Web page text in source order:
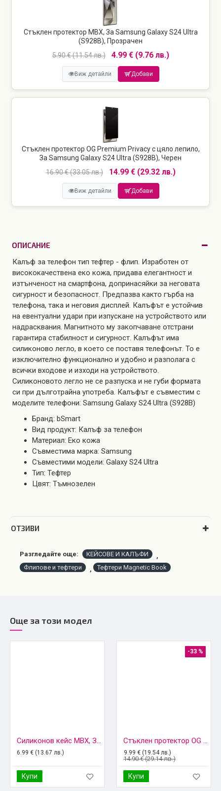
Стъклен протектор MBX, За Samsung Galaxy S24 Ultra
(S928B), Прозрачен
5.90 € (11.54 лв.)
4.99 € (9.76 лв.)
Виж детайли Добави
Стъклен протектор OG Premium Privacy с цяло лепило,
За Samsung Galaxy S24 Ultra (S928B), Черен
16.90 € (33.05 лв.)
14.99 € (29.32 лв.)
Виж детайли Добави
ОПИСАНИЕ
Калъф за телефон тип тефтер - флип. Изработен от
висококачествена еко кожа, придава елегантност и
изтънченост на смартфона, допринасяйки за неговата
сигурност и безопасност. Предпазва както гърба на
телефона, така и неговия дисплей. Калъфът е устойчив
на евентуални удари при изпускане на устройството или
надрасквания. Магнитното му закопчаване отстрани
гарантира стабилност и сигурност. Калъфът има
силиконово легло, в което се поставя телефонът. То е
изключително функционално и удобно и разполага с
всички входове и изходи на устройството.
Силиконовото легло не се разпуска и не губи формата
си при дълготрайна употреба. Калъфът е съвместим с
моделите телефони: Samsung Galaxy S24 Ultra (S928B)
Бранд: bSmart
Вид продукт: Калъф за телефон
Материал: Еко кожа
Съвместима марка: Samsung
Съвместими модели: Galaxy S24 Ultra
Тип: Тефтер
Цвят: Тъмнозелен
OТЗИВИ
Разгледайте още: КЕЙСОВЕ И КАЛЪФИ
,
Флипове и тефтери
, Тефтери Magnetic Book
Още за този модел
Силиконов кейс MBX, За Samsung Galaxy S24 Ultra (S928B), Прозрачен
6.99 € (13.67 лв.)
Купи
-33 %
Стъклен протектор OG Premium с цяло лепило, За Samsung Galaxy S24 Ultra (S928B), Черен
9.99 € (19.54 лв.)
14.90 € (29.14 лв.)
Купи